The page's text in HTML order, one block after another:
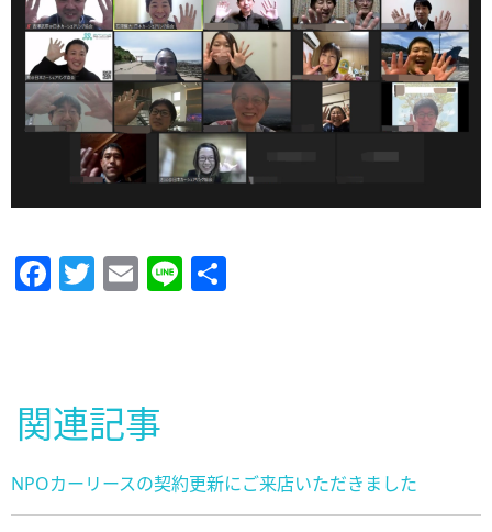
Facebook
Twitter
Email
Line
関連記事
NPOカーリースの契約更新にご来店いただきました